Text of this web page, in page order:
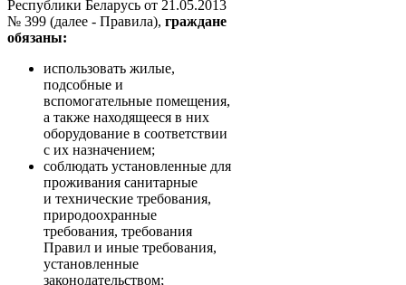
Республики Беларусь от 21.05.2013
№ 399 (далее - Правила), граждане
обязаны:
использовать жилые,
подсобные и
вспомогательные помещения,
а также находящееся в них
оборудование в соответствии
с их назначением;
соблюдать установленные для
проживания санитарные
и технические требования,
природоохранные
требования, требования
Правил и иные требования,
установленные
законодательством;